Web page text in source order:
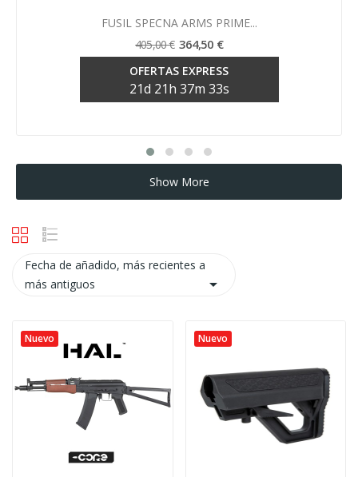
Vista rápida
FUSIL SPECNA ARMS PRIME...
405,00 € 364,50 €
OFERTAS EXPRESS
21d 21h 37m 33s
Show More
Fecha de añadido, más recientes a
más antiguos

Nuevo Nuevo